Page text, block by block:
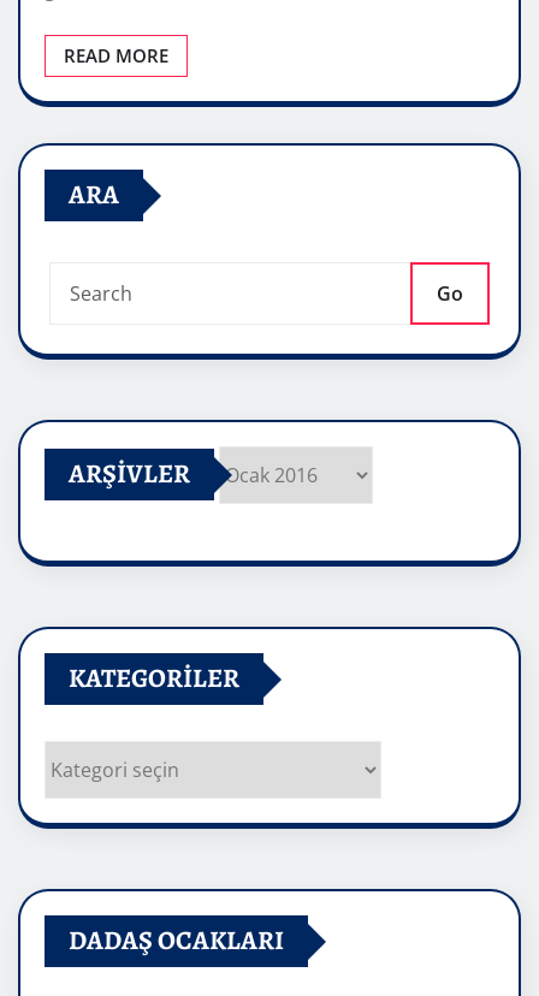
READ MORE
ARA
Go
ARŞIVLER
KATEGORILER
Kategoriler
DADAŞ OCAKLARI